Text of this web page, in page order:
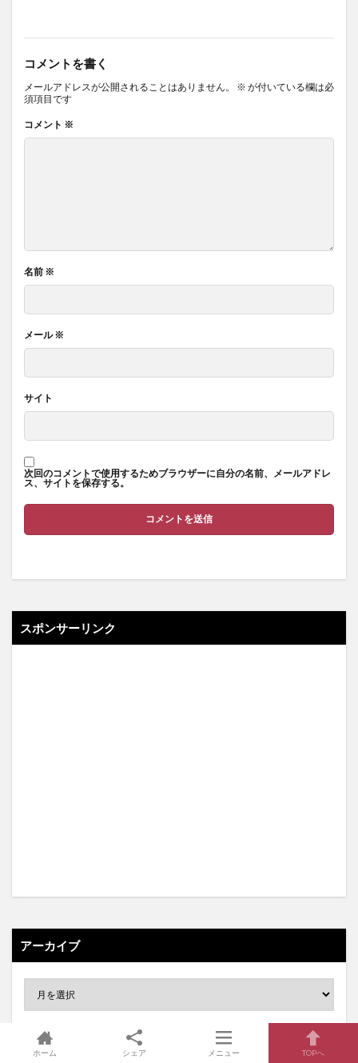
コメントを書く
メールアドレスが公開されることはありません。 ※ が付いている欄は必
須項目です
コメント ※
名前 ※
メール※
サイト
次回のコメントで使用するためブラウザーに自分の名前、メールアドレ
ス、サイトを保存する。
スポンサーリンク
アーカイブ
ホーム シェア メニュー TOPへ